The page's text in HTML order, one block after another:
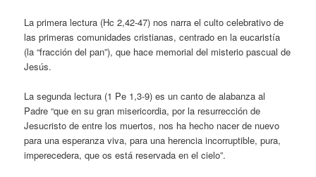
La primera lectura (Hc 2,42-47) nos narra el culto celebrativo de
las primeras comunidades cristianas, centrado en la eucaristía
(la “fracción del pan”), que hace memorial del misterio pascual de
Jesús.
La segunda lectura (1 Pe 1,3-9) es un canto de alabanza al
Padre “que en su gran misericordia, por la resurrección de
Jesucristo de entre los muertos, nos ha hecho nacer de nuevo
para una esperanza viva, para una herencia incorruptible, pura,
imperecedera, que os está reservada en el cielo”.